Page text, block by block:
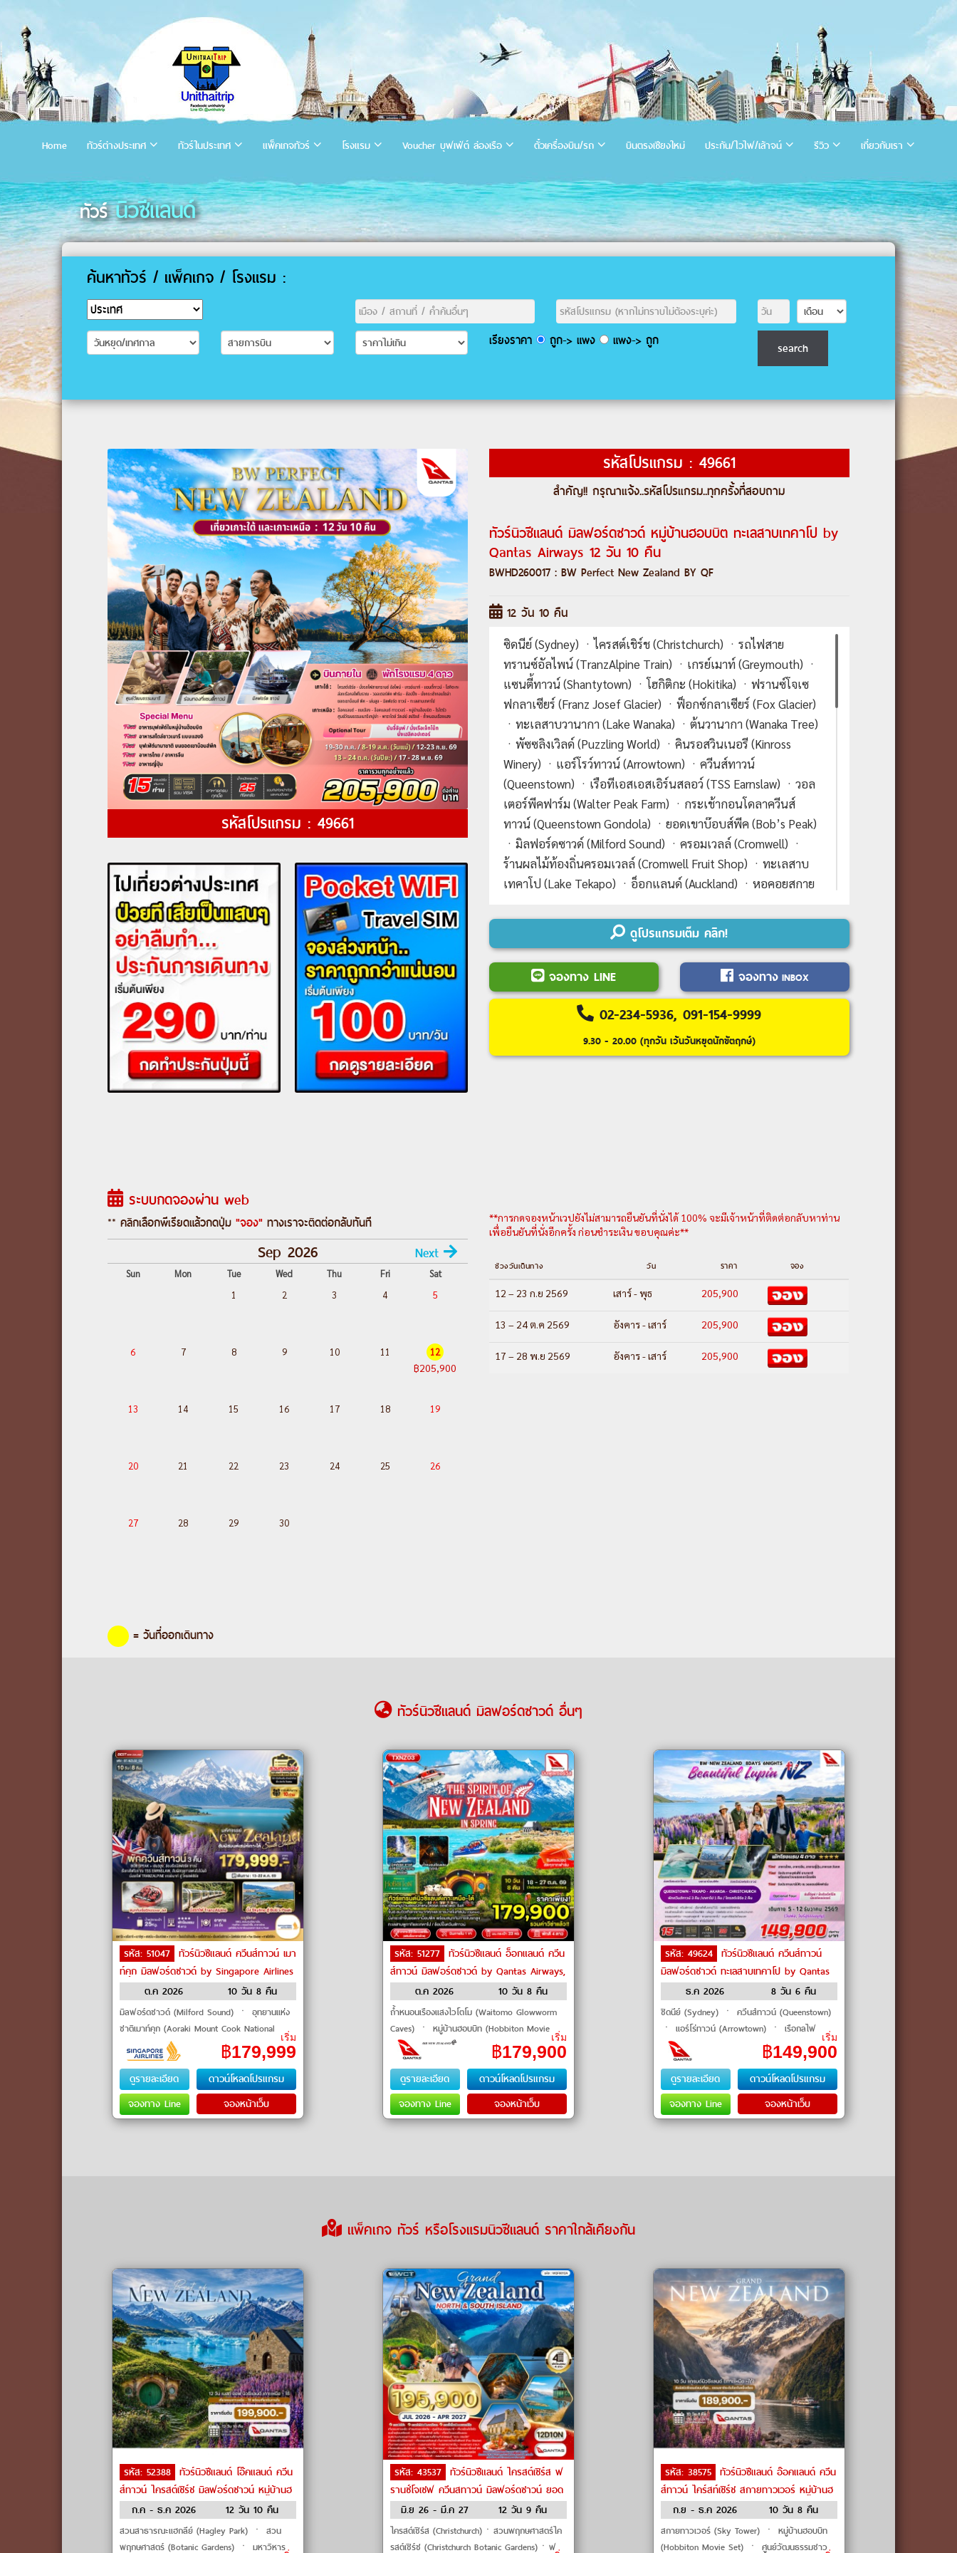
Home ทัวร์ต่างประเทศ ทัวร์ในประเทศ แพ็คเกจทัวร์ โรงแรม Voucher บุฟเฟ่ต์ ล่องเรือ ตั๋วเครื่องบิน/รถ บินตรงเชียงใหม่ ประกัน/ไวไฟ/เล้าจน์ รีวิว เกี่ยวกับเรา
ทัวร์ นิวซีแลนด์
ค้นหาทัวร์ / แพ็คเกจ / โรงแรม :
เรียงราคา ถูก-> แพง แพง-> ถูก
รหัสโปรแกรม : 49661
รหัสโปรแกรม : 49661
สำคัญ!! กรุณาแจ้ง..รหัสโปรแกรม..ทุกครั้งที่สอบถาม
ทัวร์นิวซีแลนด์ มิลฟอร์ดซาวด์ หมู่บ้านฮอบบิต ทะเลสาบเทคาโป by
Qantas Airways 12 วัน 10 คืน
BWHD260017 : BW Perfect New Zealand BY QF
12 วัน 10 คืน
ซิดนีย์ (Sydney) ㆍไครสต์เชิร์ช (Christchurch) ㆍรถไฟสาย
ทรานซ์อัลไพน์ (TranzAlpine Train) ㆍเกรย์เมาท์ (Greymouth) ㆍ
แซนตี้ทาวน์ (Shantytown) ㆍโฮกิติกะ (Hokitika) ㆍฟรานซ์โจเซ
ฟกลาเซียร์ (Franz Josef Glacier) ㆍฟ็อกซ์กลาเซียร์ (Fox Glacier)
ㆍทะเลสาบวานากา (Lake Wanaka) ㆍต้นวานากา (Wanaka Tree)
ㆍพัซซลิงเวิลด์ (Puzzling World) ㆍคินรอสวินเนอรี (Kinross
Winery) ㆍแอร์โรว์ทาวน์ (Arrowtown) ㆍควีนส์ทาวน์
(Queenstown) ㆍเรือทีเอสเอสเอิร์นสลอว์ (TSS Earnslaw) ㆍวอล
เตอร์พีคฟาร์ม (Walter Peak Farm) ㆍกระเช้ากอนโดลาควีนส์
ทาวน์ (Queenstown Gondola) ㆍยอดเขาบ๊อบส์พีค (Bob’s Peak)
ㆍมิลฟอร์ดซาวด์ (Milford Sound) ㆍครอมเวลล์ (Cromwell) ㆍ
ร้านผลไม้ท้องถิ่นครอมเวลล์ (Cromwell Fruit Shop) ㆍทะเลสาบ
เทคาโป (Lake Tekapo) ㆍอ็อกแลนด์ (Auckland) ㆍหอคอยสกาย
Movie Set) ㆍโรโตรัว (Rotorua) ㆍศูนย์วัฒนธรรมเมารีเทปูยา (Te
Puia Maori Cultural Centre) ㆍพาราไดซ์วัลเลย์สปริงส์ (Paradise
Valley Springs) ㆍถ้ำหนอนเรืองแสงไวโตโม (Waitomo Glowworm
Caves)#เที่ยวเต็มไม่มีวันอิสระ
กรุงเทพฯ – ซิดนีย์
ซิดนีย์ – ไครสต์เชิร์ช - ชมเมือง
FARM – ช้อปปิ้ง – นั่งกระเช้ากอนโดล่าสู่ ยอดเขาบ๊อบส์ พีค - เล่น
Day 7 :ควีนส์ทาวน์ – มิลฟอร์ด ซาวน์ (รับประทานอาหารบนเรือ)–
ควีนส์ทาวน์ – ครอมเวลล์ -ร้านผลไม้ท้องถิ่น – ทะเลสาบเท
คาโป - ไครสต์เชิร์ช
คอยสกายทาวน์เวอร์
ดูโปรแกรมเต็ม คลิก!
จองทาง LINE จองทางINBOX
02-234-5936, 091-154-9999
9.30 - 20.00 (ทุกวัน เว้นวันหยุดนักขัตฤกษ์)
ระบบกดจองผ่าน web
** คลิกเลือกพีเรียดแล้วกดปุ่ม"จอง" ทางเราจะติดต่อกลับทันที
Sep 2026 Next
Sun Mon Tue Wed Thu Fri
Sat
1
2 3 4 5
6 7 8 9 10 11 12
฿205,900
13 14 15 16 17 18 19
20 21 22 23 24 25 26
27 28 29 30
= วันที่ออกเดินทาง
**การกดจองหน้าเวปยังไม่สามารถยืนยันที่นั่งได้ 100% จะมีเจ้าหน้าที่ติดต่อกลับหาท่าน
เพื่อยืนยันที่นั่งอีกครั้ง ก่อนชำระเงิน ขอบคุณค่ะ**
ช่วงวันเดินทาง วัน ราคา จอง
12 – 23 ก.ย 2569 เสาร์ - พุธ 205,900
13 – 24 ต.ค 2569 อังคาร - เสาร์ 205,900
17 – 28 พ.ย 2569 อังคาร - เสาร์ 205,900
ทัวร์นิวซีแลนด์ มิลฟอร์ดซาวด์ อื่นๆ
รหัส: 51047 ทัวร์นิวซีแลนด์ ควีนส์ทาวน์ เมา
ท์คุก มิลฟอร์ดซาวด์ by Singapore Airlines
ต.ค 2026
10 วัน 8 คืน
มิลฟอร์ดซาวด์ (Milford Sound) ㆍ อุทยานแห่ง
ชาติเมาท์คุก (Aoraki Mount Cook National
Park) ㆍ ล่องเรือทะเลสาบธารน้ำแข็งแทสมัน
(Tasman Glacier Lake Cruise) ㆍ รถ�
เริ่ม
฿179,999
ดูรายละเอียด
ดาวน์โหลดโปรแกรม
จองทาง Line
จองหน้าเว็บ
รหัส: 51277 ทัวร์นิวซีแลนด์ อ็อกแลนด์ ควีน
ส์ทาวน์ มิลฟอร์ดซาวด์ by Qantas Airways,
Air New Zealand
ต.ค 2026 10 วัน 8 คืน
ถ้ำหนอนเรืองแสงไวโตโม (Waitomo Glowworm
Caves) ㆍ หมู่บ้านฮอบบิท (Hobbiton Movie
Set) ㆍ มิลฟอร์ดซาวด์ (Milford Sound) ㆍ
ยอดเขาบ็อบพีค (Bob's Peak) ㆍ ทะเลสาบ�
เริ่ม
฿179,900
ดูรายละเอียด
ดาวน์โหลดโปรแกรม
จองทาง Line
จองหน้าเว็บ
รหัส: 49624 ทัวร์นิวซีแลนด์ ควีนส์ทาวน์
มิลฟอร์ดซาวด์ ทะเลสาบเทคาโป by Qantas
Airwaysธ.ค 2026 8 วัน 6 คืน
ซิดนีย์ (Sydney) ㆍ ควีนส์ทาวน์ (Queenstown)
ㆍ แอร์โร่ทาวน์ (Arrowtown) ㆍ เรือกลไฟ
โบราณทีเอสเอสเอิร์นสลอว์ (TSS Earnslaw
Steamship) ㆍ วอลเตอร์พีค�
เริ่ม
฿149,900
ดูรายละเอียด
ดาวน์โหลดโปรแกรม
จองทาง Line
จองหน้าเว็บ
แพ็คเกจ ทัวร์ หรือโรงแรมนิวซีแลนด์ ราคาใกล้เคียงกัน
รหัส: 52388 ทัวร์นิวซีแลนด์ โอ๊คแลนด์ ควีน
ส์ทาวน์ ไครสต์เชิร์ช มิลฟอร์ดซาวน์ หมู่บ้านฮ
อบบิท ทะเลสาบเทคาโป by Qantas Airways
ก.ค - ธ.ค 2026 12 วัน 10 คืน
สวนสาธารณะแฮกลีย์ (Hagley Park) ㆍ สวน
พฤกษศาสตร์ (Botanic Gardens) ㆍ มหาวิหาร
รหัส: 43537 ทัวร์นิวซีแลนด์ ไครสต์เชิร์ส ฟ
รานซ์โจเซฟ ควีนสทาวน์ มิลฟอร์ดซาวน์ ยอด
เขาเมาท์กุ๊ก โรโตรัว by Qantas Airways, Air
New Zealand
มิ.ย 26 - มี.ค 27 12 วัน 9 คืน
ไครสต์เชิร์ส (Christchurch)ㆍสวนพฤกษศาสตร์ไค
รสต์เชิร์ช (Christchurch Botanic Gardens)ㆍฟ
รหัส: 38575 ทัวร์นิวซีแลนด์ อ๊อคแลนด์ ควีน
ส์ทาวน์ ไคร์สท์เชิร์ช สกายทาวเวอร์ หมู่บ้านฮ
อบบิท by Qantas Airways
ก.ย - ธ.ค 2026 10 วัน 8 คืน
สกายทาวเวอร์ (Sky Tower) ㆍ หมู่บ้านฮอบบิท
(Hobbiton Movie Set) ㆍ ศูนย์วัฒนธรรมชาว